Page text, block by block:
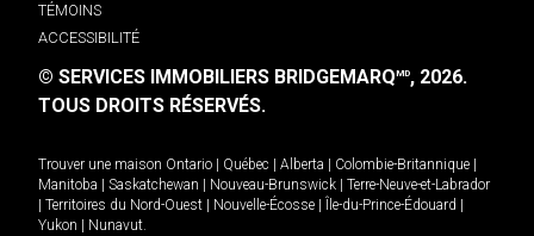
TÉMOINS
ACCESSIBILITÉ
© SERVICES IMMOBILIERS BRIDGEMARQMD, 2026.
TOUS DROITS RÉSERVÉS.
Trouver une maison Ontario Québec Alberta Colombie-Britannique
Manitoba
Saskatchewan Nouveau-Brunswick
Terre-Neuve-et-Labrador
Territoires du Nord-Ouest Nouvelle-Écosse Île-du-Prince-Édouard
Yukon
Nunavut.